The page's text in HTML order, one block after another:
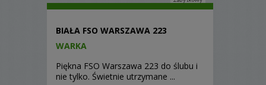
BIAŁA FSO WARSZAWA 223
WARKA
Piękna FSO Warszawa 223 do ślubu i
nie tylko. Świetnie utrzymane ...